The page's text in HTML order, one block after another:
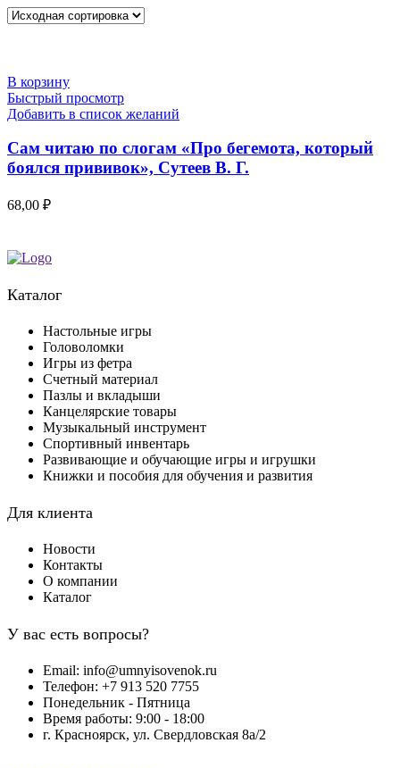
В корзину
Быстрый просмотр
Добавить в список желаний
Сам читаю по слогам «Про бегемота, который
боялся прививок», Сутеев В. Г.
68,00 ₽
Каталог
Настольные игры
Головоломки
Игры из фетра
Счетный материал
Пазлы и вкладыши
Канцелярские товары
Музыкальный инструмент
Спортивный инвентарь
Развивающие и обучающие игры и игрушки
Книжки и пособия для обучения и развития
Для клиента
Новости
Контакты
О компании
Каталог
У вас есть вопросы?
Email: info@umnyisovenok.ru
Телефон: +7 913 520 7755
Понедельник - Пятница
Время работы: 9:00 - 18:00
г. Красноярск, ул. Свердловская 8а/2